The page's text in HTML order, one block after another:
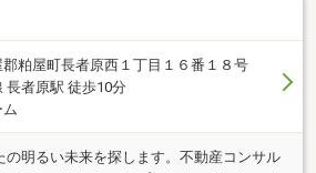
粕屋町長者原西１丁目１６番１８号
長者原駅 徒歩10分
ム
の明るい未来を探します。不動産コンサル